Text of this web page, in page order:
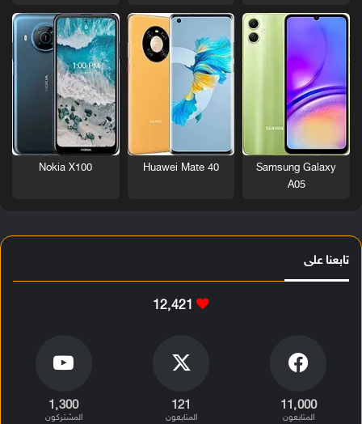
Samsung Galaxy
A05
Huawei Mate 40
Nokia X100
تابعنا على
12٬421
11٬000
المتابعون
121
المتابعون
1٬300
المشتركون